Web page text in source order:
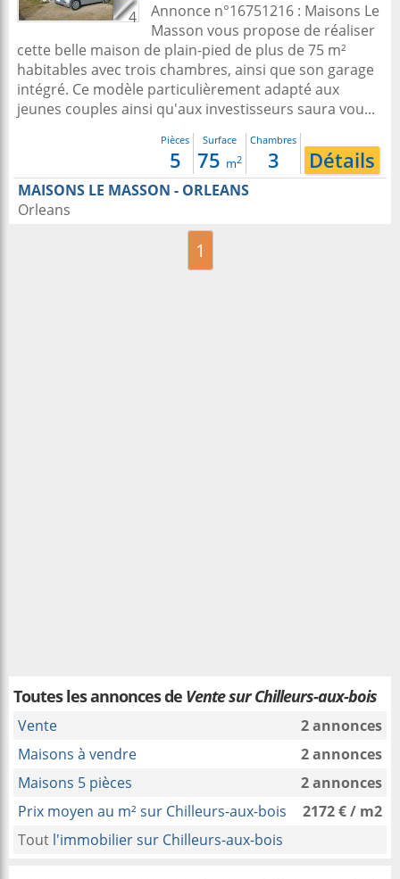
4
Annonce n°16751216 : Maisons Le
Masson vous propose de réaliser
cette belle maison de plain-pied de plus de 75 m²
habitables avec trois chambres, ainsi que son garage
intégré. Ce modèle particulièrement adapté aux
jeunes couples ainsi qu'aux investisseurs saura vou...
Pièces
5
Surface
75 m2
Chambres
3 Détails
MAISONS LE MASSON - ORLEANS
Orleans
1
Toutes les annonces de Vente sur Chilleurs-aux-bois
Vente
2 annonces
Maisons à vendre
2 annonces
Maisons 5 pièces
2 annonces
Prix moyen au m² sur Chilleurs-aux-bois
2172 € / m2
Tout l'immobilier sur Chilleurs-aux-bois